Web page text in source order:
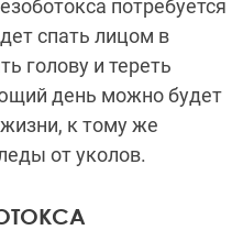
потребуется
спать лицом в
голову и тереть
день можно будет
к тому же
от уколов.